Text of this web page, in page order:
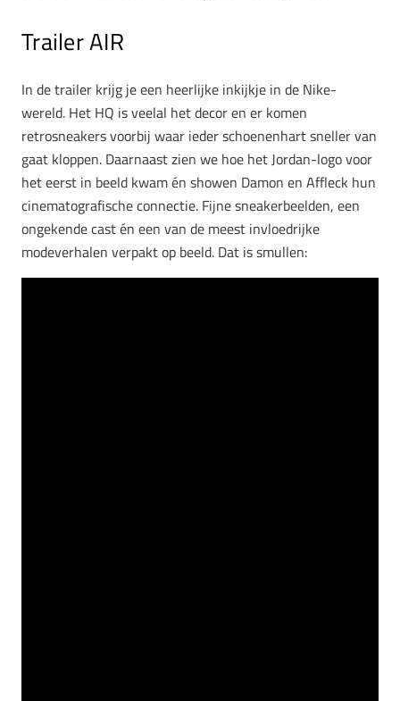
Trailer AIR
In de trailer krijg je een heerlijke inkijkje in de Nike-
wereld. Het HQ is veelal het decor en er komen
retrosneakers voorbij waar ieder schoenenhart sneller van
gaat kloppen. Daarnaast zien we hoe het Jordan-logo voor
het eerst in beeld kwam én showen Damon en Affleck hun
cinematografische connectie. Fijne sneakerbeelden, een
ongekende cast én een van de meest invloedrijke
modeverhalen verpakt op beeld. Dat is smullen: